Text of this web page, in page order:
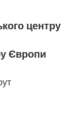
центру
Європи